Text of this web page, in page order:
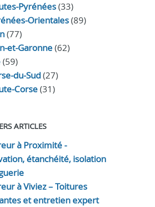
Pyrénées(33)
Orientales(89)
(77)
et-Garonne(62)
(59)
du-Sud(27)
Corse(31)
ARTICLES
à Proximité -
étanchéité, isolation
à Viviez – Toitures
et entretien expert